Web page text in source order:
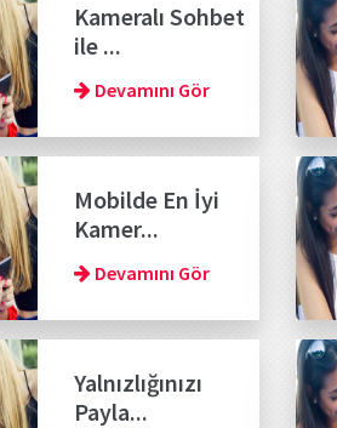
Kameralı Sohbet
ile ...
Devamını Gör
Mobilde En İyi
Kamer...
Devamını Gör
Yalnızlığınızı
Payla...